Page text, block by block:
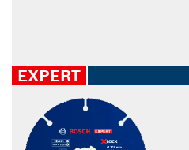
EXPERT